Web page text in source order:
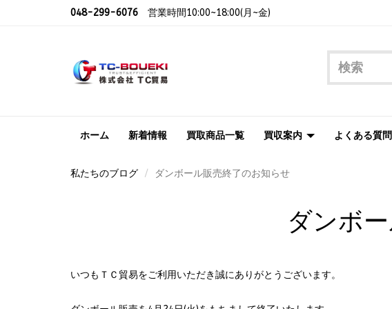
048-299-6076 営業時間10:00~18:00(月~金)
ホーム 新着情報 買取商品一覧 買収案内 よくある質問
私たちのブログ ダンボール販売終了のお知らせ
ダンボ
いつもＴＣ貿易をご利用いただき誠にありがとうございます。